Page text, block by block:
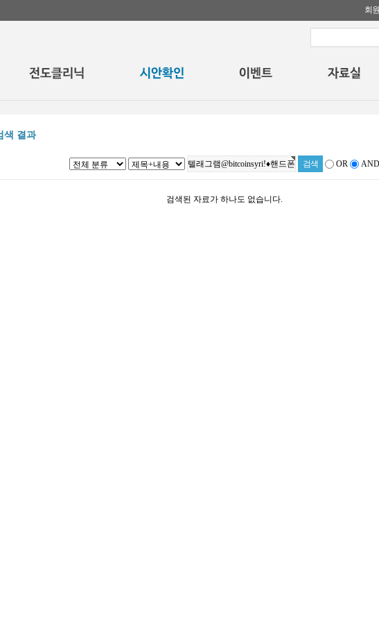
회
색 결과
OR AND
검색된 자료가 하나도 없습니다.